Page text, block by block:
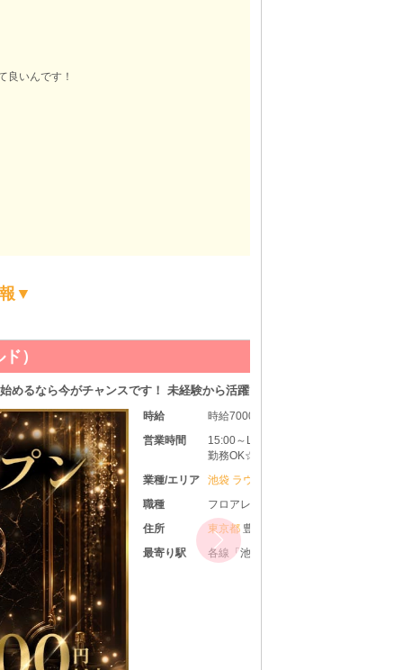
良いんです！
▼
きます◎
円
☆週1日・1日3時間～・終電まで・遅出
◆時間や頻度などは希望を聞いた上で決め
ます♪ ◆レギュラー出勤ももちろんOKです
ジ体入
ィ
区東池袋1-40-11 東池袋TYビル B2
駅」23番口より徒歩3分